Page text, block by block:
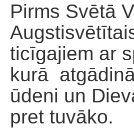
Pirms Svētā
ticīgajiem ar
kurā
ūdeni un
pret tuvāko.